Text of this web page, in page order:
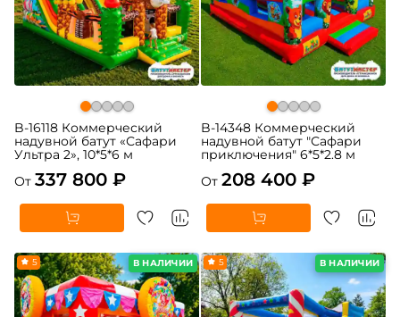
B-16118 Коммерческий
надувной батут «Сафари
Ультра 2», 10*5*6 м
От 337 800 ₽
B-14348 Коммерческий
надувной батут "Сафари
приключения" 6*5*2.8 м
От 208 400 ₽
В НАЛИЧИИ
5 В НАЛИЧИИ
5